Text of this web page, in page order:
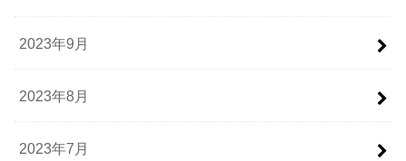
2023年9月
2023年8月
2023年7月